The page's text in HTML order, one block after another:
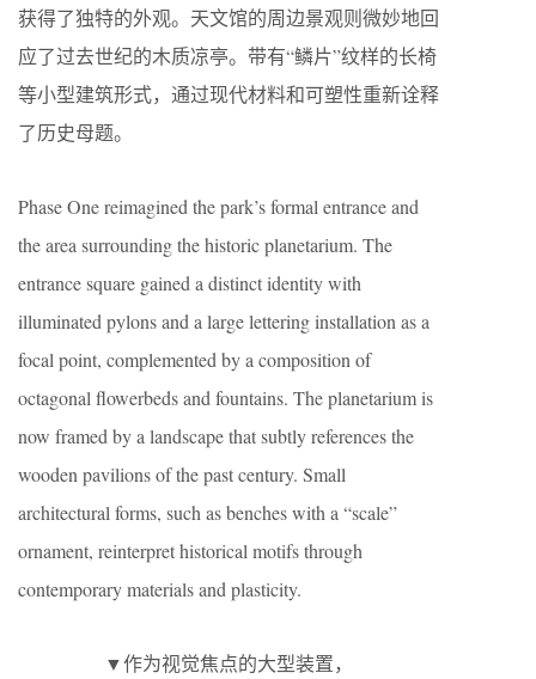
获得了独特的外观。天文馆的周边景观则微妙地回
应了过去世纪的木质凉亭。带有“鳞片”纹样的长椅
等小型建筑形式，通过现代材料和可塑性重新诠释
了历史母题。
Phase One reimagined the park’s formal entrance and
the area surrounding the historic planetarium. The
entrance square gained a distinct identity with
illuminated pylons and a large lettering installation as a
focal point, complemented by a composition of
octagonal flowerbeds and fountains. The planetarium is
now framed by a landscape that subtly references the
wooden pavilions of the past century. Small
architectural forms, such as benches with a “scale”
ornament, reinterpret historical motifs through
contemporary materials and plasticity.
▼作为视觉焦点的大型装置，